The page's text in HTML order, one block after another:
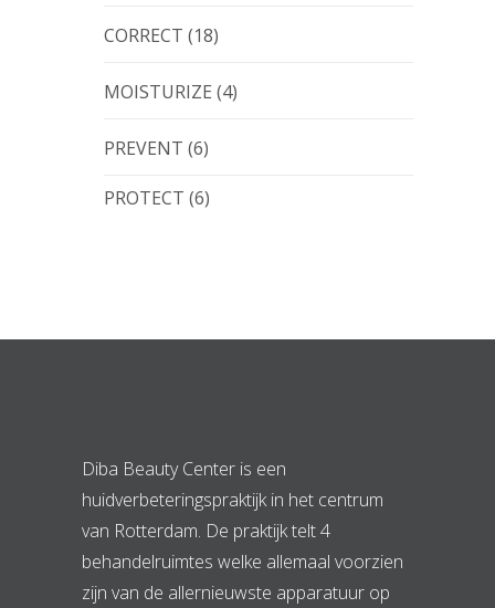
CORRECT (18)
MOISTURIZE (4)
PREVENT (6)
PROTECT (6)
Diba Beauty Center is een
huidverbeteringspraktijk in het centrum
van Rotterdam. De praktijk telt 4
behandelruimtes welke allemaal voorzien
zijn van de allernieuwste apparatuur op